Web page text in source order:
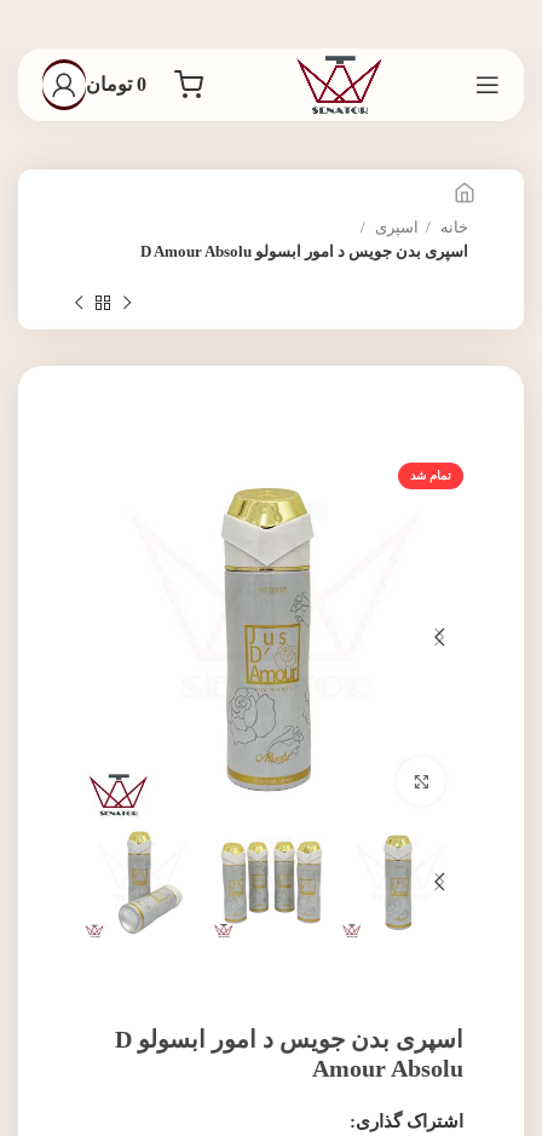
0 تومان
خانه
اسپری
اسپری بدن جویس د امور ابسولو D Amour Absolu
تمام شد
برای بزرگنمایی کلیک کنید
اسپری بدن جویس د امور ابسولو D
Amour Absolu
اشتراک گذاری: